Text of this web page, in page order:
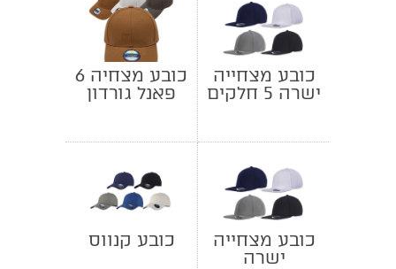
כובע מצחייה
ישרה 5 חלקים
כובע מצחיה 6
פאנל גורדון
ולחברות
כובע מצחייה
ישרה
כובע קנווס